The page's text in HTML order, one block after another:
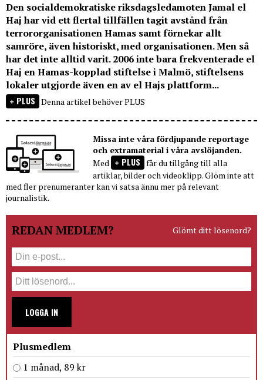
Den socialdemokratiske riksdagsledamoten Jamal el
Haj har vid ett flertal tillfällen tagit avstånd från
terrororganisationen Hamas samt förnekar allt
samröre, även historiskt, med organisationen. Men så
har det inte alltid varit. 2006 inte bara frekventerade el
Haj en Hamas-kopplad stiftelse i Malmö, stiftelsens
lokaler utgjorde även en av el Hajs plattform...
PLUS Denna artikel behöver PLUS
Missa inte våra fördjupande reportage
och extramaterial i våra avslöjanden.
Med
PLUS får du tillgång till alla
artiklar, bilder och videoklipp. Glöm inte att
med fler prenumeranter kan vi satsa ännu mer på relevant
journalistik.
REDAN MEDLEM? Glömt ditt lösenord?
LOGGA IN
Plusmedlem
1 månad, 89 kr